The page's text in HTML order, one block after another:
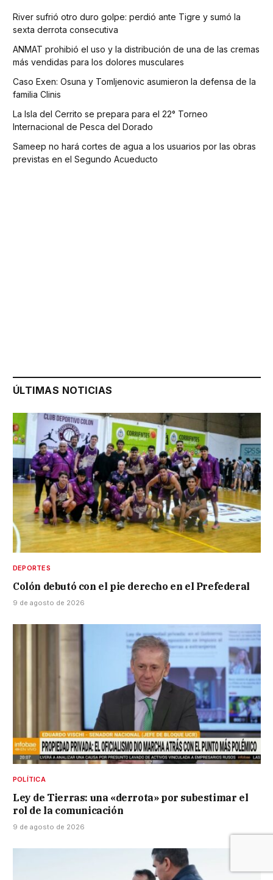
River sufrió otro duro golpe: perdió ante Tigre y sumó la
sexta derrota consecutiva
ANMAT prohibió el uso y la distribución de una de las cremas
más vendidas para los dolores musculares
Caso Exen: Osuna y Tomljenovic asumieron la defensa de la
familia Clinis
La Isla del Cerrito se prepara para el 22° Torneo
Internacional de Pesca del Dorado
Sameep no hará cortes de agua a los usuarios por las obras
previstas en el Segundo Acueducto
ÚLTIMAS NOTICIAS
DEPORTES
Colón debutó con el pie derecho en el Prefederal
9 de agosto de 2026
POLÍTICA
Ley de Tierras: una «derrota» por subestimar el
rol de la comunicación
9 de agosto de 2026